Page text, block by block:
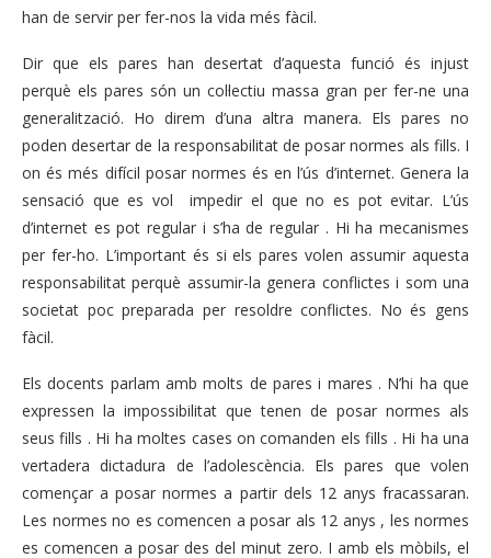
han de servir per fer-nos la vida més fàcil.
Dir que els pares han desertat d’aquesta funció és injust
perquè els pares són un col·lectiu massa gran per fer-ne una
generalització. Ho direm d’una altra manera. Els pares no
poden desertar de la responsabilitat de posar normes als fills. I
on és més difícil posar normes és en l’ús d’internet. Genera la
sensació que es vol impedir el que no es pot evitar. L’ús
d’internet es pot regular i s’ha de regular . Hi ha mecanismes
per fer-ho. L’important és si els pares volen assumir aquesta
responsabilitat perquè assumir-la genera conflictes i som una
societat poc preparada per resoldre conflictes. No és gens
fàcil.
Els docents parlam amb molts de pares i mares . N’hi ha que
expressen la impossibilitat que tenen de posar normes als
seus fills . Hi ha moltes cases on comanden els fills . Hi ha una
vertadera dictadura de l’adolescència. Els pares que volen
començar a posar normes a partir dels 12 anys fracassaran.
Les normes no es comencen a posar als 12 anys , les normes
es comencen a posar des del minut zero. I amb els mòbils, el